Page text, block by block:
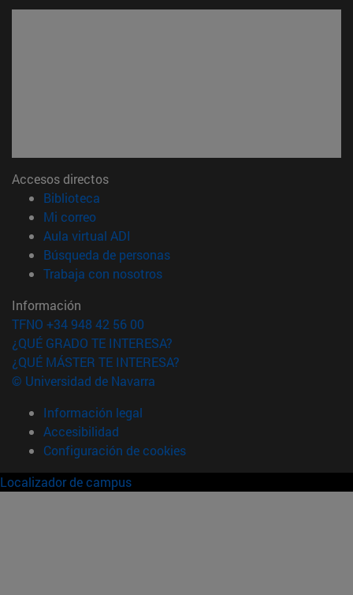
Accesos directos
Biblioteca
Mi correo(abre en nueva ventana)
Aula virtual ADI
Búsqueda de personas(abre en nueva ventana)
Trabaja con nosotros(abre en nueva ventana)
Información
TFNO +34 948 42 56 00
¿QUÉ GRADO TE INTERESA?
¿QUÉ MÁSTER TE INTERESA?
© Universidad de Navarra
Información legal
Accesibilidad
Configuración de cookies
Localizador de campus